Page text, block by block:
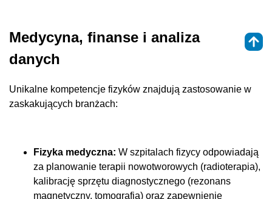
Medycyna, finanse i analiza
danych
Unikalne kompetencje fizyków znajdują zastosowanie w
zaskakujących branżach:
Fizyka medyczna: W szpitalach fizycy odpowiadają
za planowanie terapii nowotworowych (radioterapia),
kalibrację sprzętu diagnostycznego (rezonans
magnetyczny, tomografia) oraz zapewnienie